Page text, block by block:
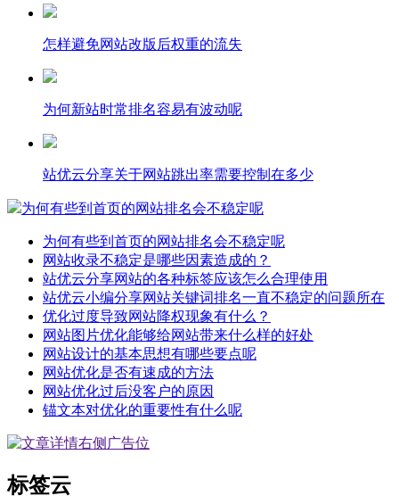
怎样避免网站改版后权重的流失
为何新站时常排名容易有波动呢
站优云分享关于网站跳出率需要控制在多少
为何有些到首页的网站排名会不稳定呢
为何有些到首页的网站排名会不稳定呢
网站收录不稳定是哪些因素造成的？
站优云分享网站的各种标签应该怎么合理使用
站优云小编分享网站关键词排名一直不稳定的问题所在
优化过度导致网站降权现象有什么？
网站图片优化能够给网站带来什么样的好处
网站设计的基本思想有哪些要点呢
网站优化是否有速成的方法
网站优化过后没客户的原因
锚文本对优化的重要性有什么呢
标签云